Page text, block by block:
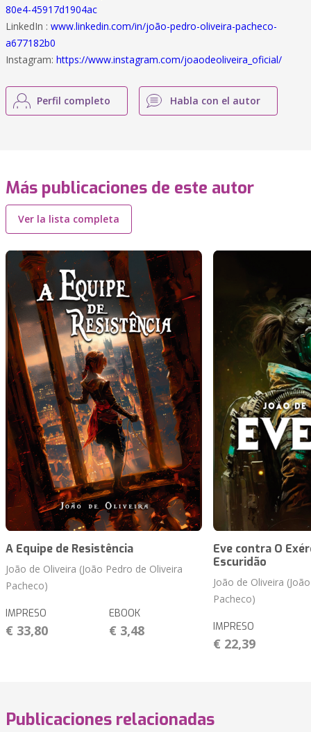
80e4-45917d1904ac
LinkedIn : www.linkedin.com/in/joão-pedro-oliveira-pacheco-
a677182b0
Instagram: https://www.instagram.com/joaodeoliveira_oficial/
Perfil completo Habla con el autor
Más publicaciones de este autor
Ver la lista completa
A Equipe de Resistência
João de Oliveira (João Pedro de Oliveira
Pacheco)
IMPRESO
€ 33,80
EBOOK
€ 3,48
Eve contra O
Escuridão
João de Oliveira
Pacheco)
IMPRESO
€ 22,39
Publicaciones relacionadas